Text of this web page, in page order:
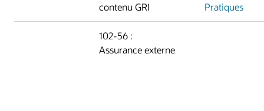
contenu GRI
Pratiques
102-56 :
Assurance externe